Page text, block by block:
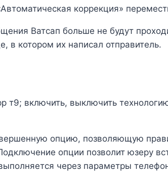
коррекция»
Ватсап больше не будут
в котором их написал отправитель.
т9; включить, выключить
опцию, позволяющую
опции позволит юзеру
через параметры